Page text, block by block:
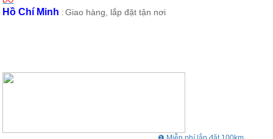
Hồ Chí Minh :Giao hàng, lắp đặt tận nơi